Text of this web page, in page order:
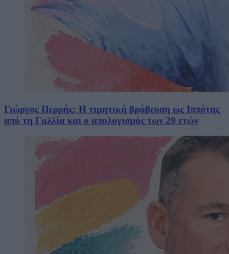
Γιώργος Περρής: Η τιμητική βράβευση ως Ιππότης
από τη Γαλλία και ο απολογισμός των 20 ετών